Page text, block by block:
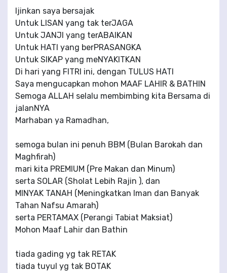
Ijinkan saya bersajak
Untuk LISAN yang tak terJAGA
Untuk JANJI yang terABAIKAN
Untuk HATI yang berPRASANGKA
Untuk SIKAP yang meNYAKITKAN
Di hari yang FITRI ini, dengan TULUS HATI
Saya mengucapkan mohon MAAF LAHIR & BATHIN
Semoga ALLAH selalu membimbing kita Bersama di
jalanNYA
Marhaban ya Ramadhan,
semoga bulan ini penuh BBM (Bulan Barokah dan
Maghfirah)
mari kita PREMIUM (Pre Makan dan Minum)
serta SOLAR (Sholat Lebih Rajin ), dan
MINYAK TANAH (Meningkatkan Iman dan Banyak
Tahan Nafsu Amarah)
serta PERTAMAX (Perangi Tabiat Maksiat)
Mohon Maaf Lahir dan Bathin
tiada gading yg tak RETAK
tiada tuyul yg tak BOTAK